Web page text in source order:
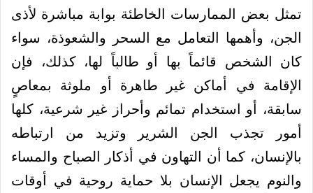
تمثل بعض الممارسات الخاطئة بوابة مباشرة لأذى
الجن، وأهمها التعامل مع السحر والشعوذة، سواء
كان الشخص قائماً بها أو طالباً لها، كذلك، فإن
الإقامة في أماكن غير طاهرة أو ملوثة بمعاصٍ
سابقة، أو استخدام تمائم وأحراز غير شرعية، كلها
أمور تجذب الجن الشرير وتزيد من ارتباطه
بالإنسان، كما أن التهاون في أذكار الصباح والمساء
والنوم يجعل الإنسان بلا حماية روحية في أوقات